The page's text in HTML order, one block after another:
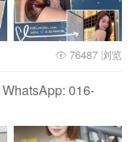
76487 浏览
016-